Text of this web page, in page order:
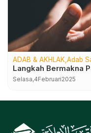
ADAB & AKHLAK Adab
Langkah Bermakna
Selasa,4Februari2025